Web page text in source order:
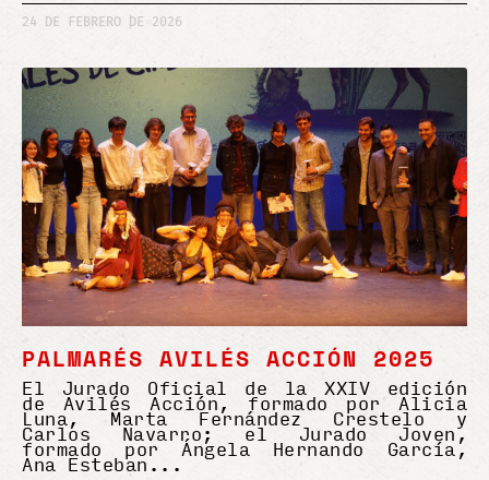
24 DE FEBRERO DE 2026
PALMARÉS AVILÉS ACCIÓN 2025
El Jurado Oficial de la XXIV edición
de Avilés Acción, formado por Alicia
Luna, Marta Fernández Crestelo y
Carlos Navarro; el Jurado Joven,
formado por Ángela Hernando García,
Ana Esteban